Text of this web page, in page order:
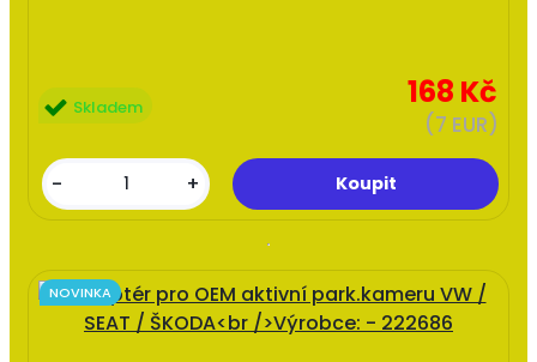
168 Kč
(7 EUR)
Skladem
- +
NOVINKA